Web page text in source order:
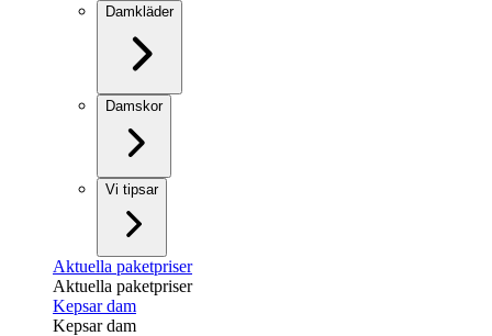
Damkläder
Damskor
Vi tipsar
Aktuella paketpriser
Aktuella paketpriser
Kepsar dam
Kepsar dam